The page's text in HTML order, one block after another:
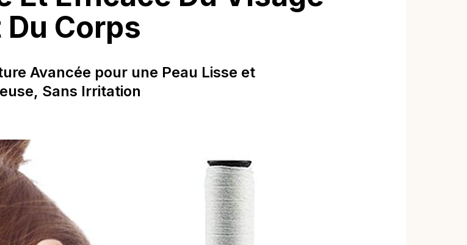
Du Corps
Avancée pour une Peau Lisse et
Sans Irritation